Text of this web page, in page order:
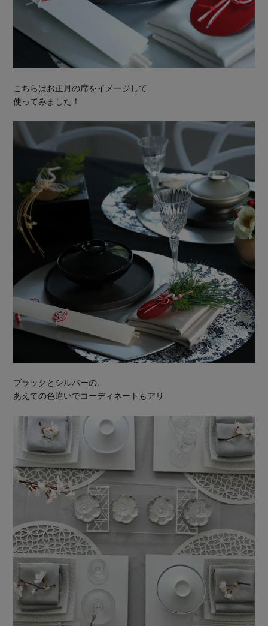
こちらはお正月の席をイメージして
使ってみました！
ブラックとシルバーの、
あえての色違いでコーディネートもアリ